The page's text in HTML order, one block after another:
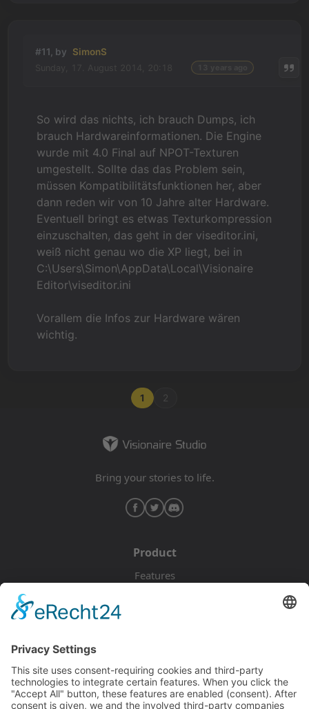
#11, by SimonS
So wird das nichts, ich brauch Dumps, ich
brauch Hardwareinformationen. Die Engine
wurde mit 4.0 Final auf NPOT-Texturen
umgestellt. Sollte das das Problem sein,
müssen Kompatibilitätsfunktionen her, aber
dann reden wir von 10 Jahre alter Hardware.
Eventuell bringt es etwas Texturkompression
einzuschalten, das geht in der viseditor.ini,
weiß nicht genau wo die XP liegt, bei in
C:\Users\Simon\AppData\Local\Visionaire
Editor\viseditor.ini
Vorallem die Infos zur Hardware wären
wichtig.
1 2
Bring your stories to life.
Product
Features
Documentation
Tutorials